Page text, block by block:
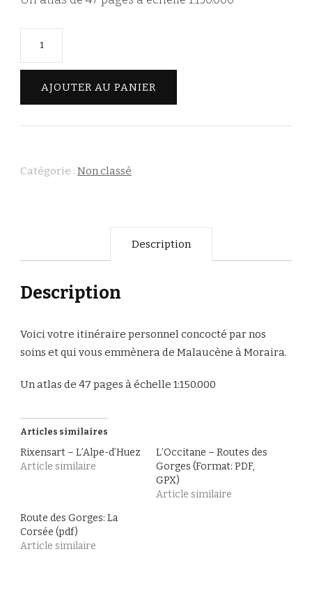
AJOUTER AU PANIER
Catégorie : Non classé
Description
Description
Voici votre itinéraire personnel concocté par nos
soins et qui vous emmènera de Malaucène à Moraira.
Un atlas de 47 pages à échelle 1:150.000
Articles similaires
Rixensart – L’Alpe-d’Huez
Article similaire
L’Occitane – Routes des
Gorges (Format: PDF,
GPX)
Article similaire
Route des Gorges: La
Corsée (pdf)
Article similaire